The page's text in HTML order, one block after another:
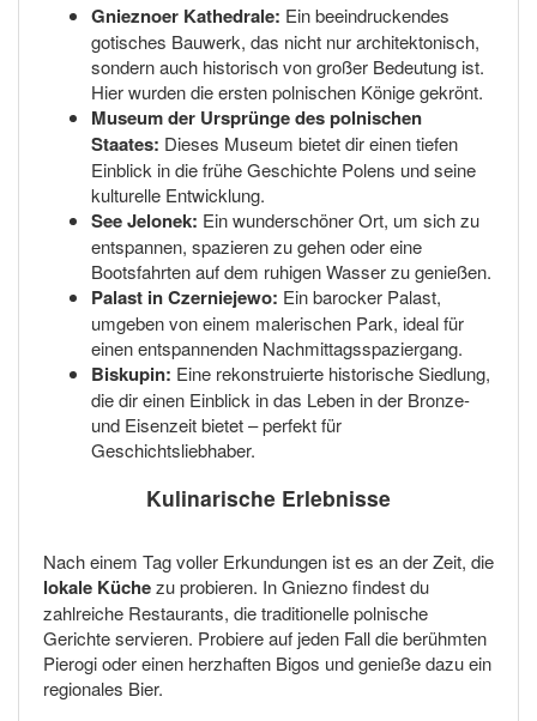
Gnieznoer Kathedrale: Ein beeindruckendes
gotisches Bauwerk, das nicht nur architektonisch,
sondern auch historisch von großer Bedeutung ist.
Hier wurden die ersten polnischen Könige gekrönt.
Museum der Ursprünge des polnischen
Staates: Dieses Museum bietet dir einen tiefen
Einblick in die frühe Geschichte Polens und seine
kulturelle Entwicklung.
See Jelonek: Ein wunderschöner Ort, um sich zu
entspannen, spazieren zu gehen oder eine
Bootsfahrten auf dem ruhigen Wasser zu genießen.
Palast in Czerniejewo: Ein barocker Palast,
umgeben von einem malerischen Park, ideal für
einen entspannenden Nachmittagsspaziergang.
Biskupin: Eine rekonstruierte historische Siedlung,
die dir einen Einblick in das Leben in der Bronze-
und Eisenzeit bietet – perfekt für
Geschichtsliebhaber.
Kulinarische Erlebnisse
Nach einem Tag voller Erkundungen ist es an der Zeit, die
lokale Küchezu probieren. In Gniezno findest du
zahlreiche Restaurants, die traditionelle polnische
Gerichte servieren. Probiere auf jeden Fall die berühmten
Pierogi oder einen herzhaften Bigos und genieße dazu ein
regionales Bier.